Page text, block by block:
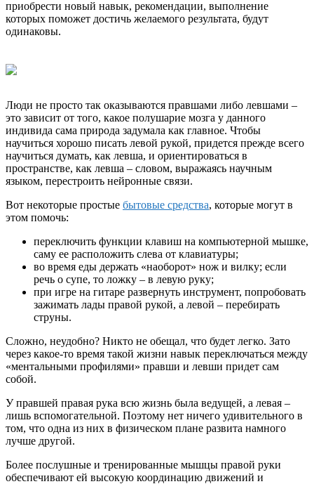
приобрести новый навык, рекомендации, выполнение
которых поможет достичь желаемого результата, будут
одинаковы.
Люди не просто так оказываются правшами либо левшами –
это зависит от того, какое полушарие мозга у данного
индивида сама природа задумала как главное. Чтобы
научиться хорошо писать левой рукой, придется прежде всего
научиться думать, как левша, и ориентироваться в
пространстве, как левша – словом, выражаясь научным
языком, перестроить нейронные связи.
Вот некоторые простые бытовые средства, которые могут в
этом помочь:
переключить функции клавиш на компьютерной мышке,
саму ее расположить слева от клавиатуры;
во время еды держать «наоборот» нож и вилку; если
речь о супе, то ложку – в левую руку;
при игре на гитаре развернуть инструмент, попробовать
зажимать лады правой рукой, а левой – перебирать
струны.
Сложно, неудобно? Никто не обещал, что будет легко. Зато
через какое-то время такой жизни навык переключаться между
«ментальными профилями» правши и левши придет сам
собой.
У правшей правая рука всю жизнь была ведущей, а левая –
лишь вспомогательной. Поэтому нет ничего удивительного в
том, что одна из них в физическом плане развита намного
лучше другой.
Более послушные и тренированные мышцы правой руки
обеспечивают ей высокую координацию движений и